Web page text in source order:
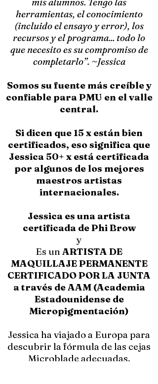
herramientas, el conocimiento
(incluido el ensayo y error), los
recursos y el programa... todo lo
que necesito es su compromiso de
completarlo”. ~Jessica
Somos su fuente más creíble y
confiable para PMU en el valle
central.
Si dicen que 15 x están bien
certificados, eso significa que
Jessica 50+ x está certificada
por algunos de los mejores
maestros artistas
internacionales.
Jessica es una artista
certificada de Phi Brow
y
Es un ARTISTA DE
MAQUILLAJE PERMANENTE
CERTIFICADO POR LA JUNTA
a través de AAM (Academia
Estadounidense de
Micropigmentación)
Jessica ha viajado a Europa para
descubrir la fórmula de las cejas
Microblade adecuadas.